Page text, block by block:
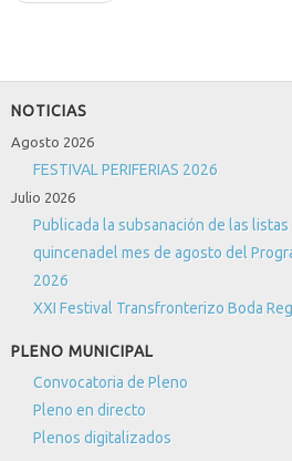
NOTICIAS
Agosto 2026
FESTIVAL PERIFERIAS 2026
Julio 2026
Publicada la subsanación de las
quincenadel mes de agosto del
2026
XXI Festival Transfronterizo Boda
PLENO MUNICIPAL
Convocatoria de Pleno
Pleno en directo
Plenos digitalizados